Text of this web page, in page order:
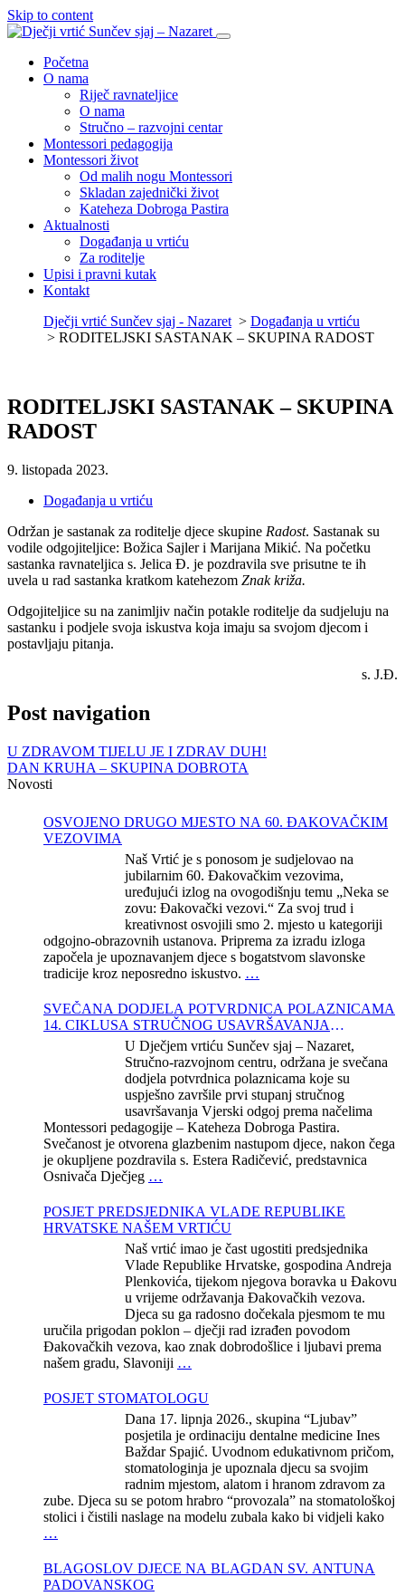
Skip to content
Početna
O nama
Riječ ravnateljice
O nama
Stručno – razvojni centar
Montessori pedagogija
Montessori život
Od malih nogu Montessori
Skladan zajednički život
Kateheza Dobroga Pastira
Aktualnosti
Događanja u vrtiću
Za roditelje
Upisi i pravni kutak
Kontakt
Dječji vrtić Sunčev sjaj - Nazaret > Događanja u vrtiću
> RODITELJSKI SASTANAK – SKUPINA RADOST
RODITELJSKI SASTANAK – SKUPINA
RADOST
9. listopada 2023.
Događanja u vrtiću
Održan je sastanak za roditelje djece skupine Radost. Sastanak su
vodile odgojiteljice: Božica Sajler i Marijana Mikić. Na početku
sastanka ravnateljica s. Jelica Đ. je pozdravila sve prisutne te ih
uvela u rad sastanka kratkom katehezom Znak križa.
Odgojiteljice su na zanimljiv način potakle roditelje da sudjeluju na
sastanku i podjele svoja iskustva koja imaju sa svojom djecom i
postavljaju pitanja.
s. J.Đ.
Post navigation
U ZDRAVOM TIJELU JE I ZDRAV DUH!
DAN KRUHA – SKUPINA DOBROTA
Novosti
OSVOJENO DRUGO MJESTO NA 60. ĐAKOVAČKIM
VEZOVIMA
Naš Vrtić je s ponosom je sudjelovao na
jubilarnim 60. Đakovačkim vezovima,
uređujući izlog na ovogodišnju temu „Neka se
zovu: Đakovački vezovi.“ Za svoj trud i
kreativnost osvojili smo 2. mjesto u kategoriji
odgojno-obrazovnih ustanova. Priprema za izradu izloga
započela je upoznavanjem djece s bogatstvom slavonske
tradicije kroz neposredno iskustvo. …
SVEČANA DODJELA POTVRDNICA POLAZNICAMA
14. CIKLUSA STRUČNOG USAVRŠAVANJA
KATEHEZE DOBROGA PASTIRA
U Dječjem vrtiću Sunčev sjaj – Nazaret,
Stručno-razvojnom centru, održana je svečana
dodjela potvrdnica polaznicama koje su
uspješno završile prvi stupanj stručnog
usavršavanja Vjerski odgoj prema načelima
Montessori pedagogije – Kateheza Dobroga Pastira.
Svečanost je otvorena glazbenim nastupom djece, nakon čega
je okupljene pozdravila s. Estera Radičević, predstavnica
Osnivača Dječjeg …
POSJET PREDSJEDNIKA VLADE REPUBLIKE
HRVATSKE NAŠEM VRTIĆU
Naš vrtić imao je čast ugostiti predsjednika
Vlade Republike Hrvatske, gospodina Andreja
Plenkovića, tijekom njegova boravka u Đakovu
u vrijeme održavanja Đakovačkih vezova.
Djeca su ga radosno dočekala pjesmom te mu
uručila prigodan poklon – dječji rad izrađen povodom
Đakovačkih vezova, kao znak dobrodošlice i ljubavi prema
našem gradu, Slavoniji …
POSJET STOMATOLOGU
Dana 17. lipnja 2026., skupina “Ljubav”
posjetila je ordinaciju dentalne medicine Ines
Baždar Spajić. Uvodnom edukativnom pričom,
stomatologinja je upoznala djecu sa svojim
radnim mjestom, alatom i hranom zdravom za
zube. Djeca su se potom hrabro “provozala” na stomatološkoj
stolici i čistili naslage na modelu zubala kako bi vidjeli kako
…
BLAGOSLOV DJECE NA BLAGDAN SV. ANTUNA
PADOVANSKOG